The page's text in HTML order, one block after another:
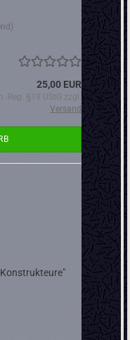
25,00 EUR
Reg. §19 UStG zzgl.
Versand